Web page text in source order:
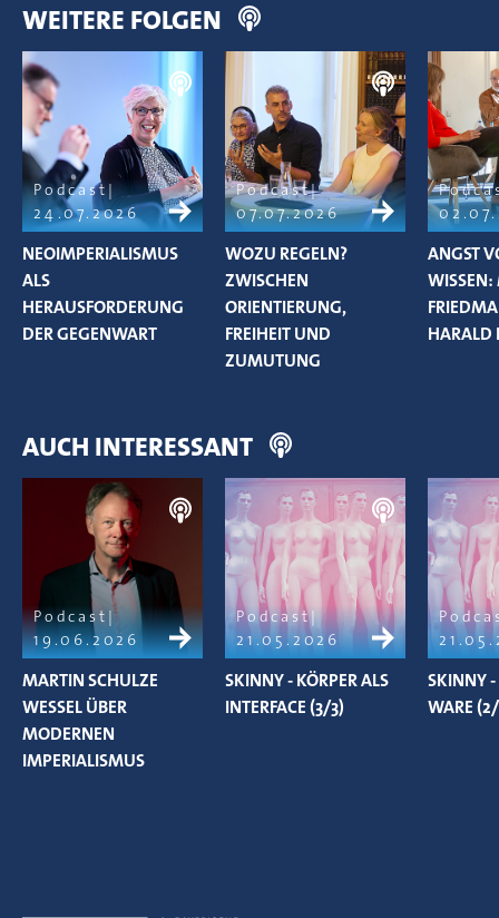
WEITERE FOLGEN
Podcast
24.07.2026
NEOIMPERIALISMUS
ALS
HERAUSFORDERUNG
DER GEGENWART
Podcast
07.07.2026
WOZU REGELN?
ZWISCHEN
ORIENTIERUNG,
FREIHEIT UND
ZUMUTUNG
ANGST
WISSEN:
HARALD
AUCH INTERESSANT
Podcast
19.06.2026
MARTIN SCHULZE
WESSEL ÜBER
MODERNEN
IMPERIALISMUS
Podcast
21.05.2026
SKINNY - KÖRPER ALS
INTERFACE (3/3)
SKINNY -
WARE